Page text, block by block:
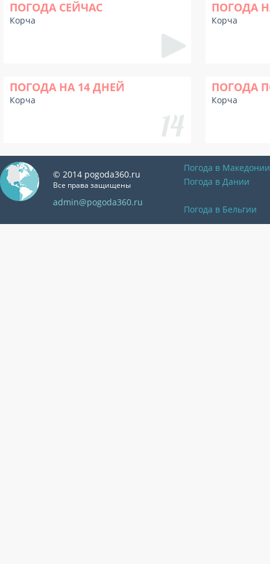
ПОГОДА СЕЙЧАС
Корча
ПОГОДА
Корча
ПОГОДА НА 14 ДНЕЙ
Корча
ПОГОДА
Корча
© 2014 pogoda360.ru
Все права защищены
admin@pogoda360.ru
Погода в Македонии
Погода в Дании
Погода в Бельгии